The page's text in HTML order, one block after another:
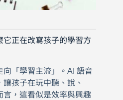
正在改寫孩子的學習方
「學習主流」。AI 語音
孩子在玩中聽、說、
言，這看似是效率與興趣